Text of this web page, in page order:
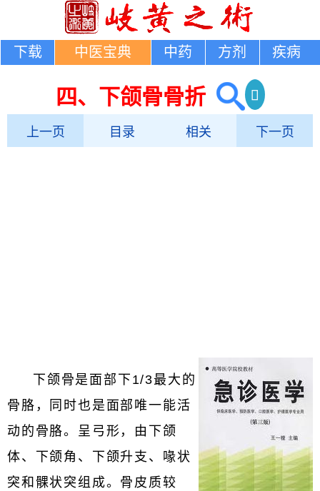
下载 中医宝典 中药 方剂 疾病
四、下颌骨骨折
上一页 目录 相关 下一页
下颌骨是面部下1/3最大的
骨胳，同时也是面部唯一能活
动的骨胳。呈弓形，由下颌
体、下颌角、下颌升支、喙状
突和髁状突组成。骨皮质较